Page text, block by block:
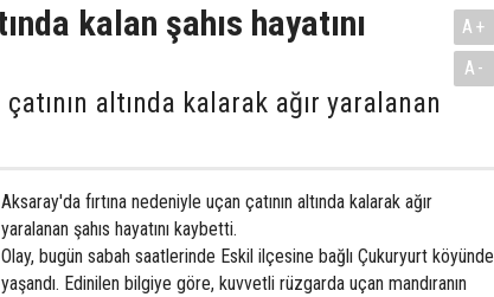
kalan şahıs hayatını
altında kalarak ağır yaralanan
A+
A-
Aksaray'da fırtına nedeniyle uçan çatının altında kalarak ağır
yaralanan şahıs hayatını kaybetti.
Olay, bugün sabah saatlerinde Eskil ilçesine bağlı Çukuryurt köyünde
yaşandı. Edinilen bilgiye göre, kuvvetli rüzgarda uçan mandıranın